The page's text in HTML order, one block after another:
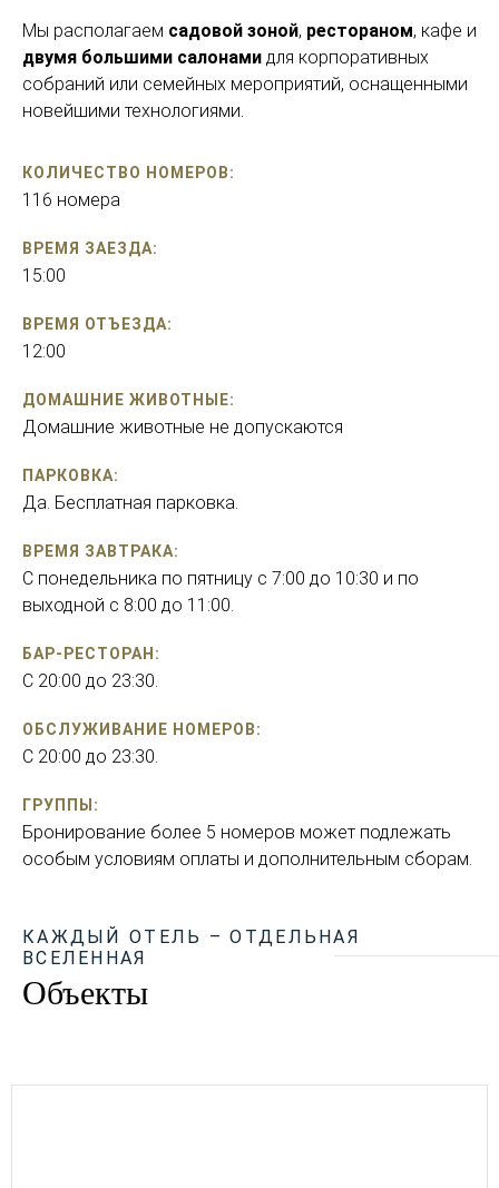
Мы располагаем садовой зоной, рестораном, кафе и
двумя большими салонами для корпоративных
собраний или семейных мероприятий, оснащенными
новейшими технологиями.
КОЛИЧЕСТВО НОМЕРОВ:
116 номера
ВРЕМЯ ЗАЕЗДА:
15:00
ВРЕМЯ ОТЪЕЗДА:
12:00
ДОМАШНИЕ ЖИВОТНЫЕ:
Домашние животные не допускаются
ПАРКОВКА:
Да. Бесплатная парковка.
ВРЕМЯ ЗАВТРАКА:
С понедельника по пятницу с 7:00 до 10:30 и по
выходной с 8:00 до 11:00.
БАР-РЕСТОРАН:
С 20:00 до 23:30.
ОБСЛУЖИВАНИЕ НОМЕРОВ:
С 20:00 до 23:30.
ГРУППЫ:
Бронирование более 5 номеров может подлежать
особым условиям оплаты и дополнительным сборам.
КАЖДЫЙ ОТЕЛЬ – ОТДЕЛЬНАЯ
ВСЕЛЕННАЯ
Объекты